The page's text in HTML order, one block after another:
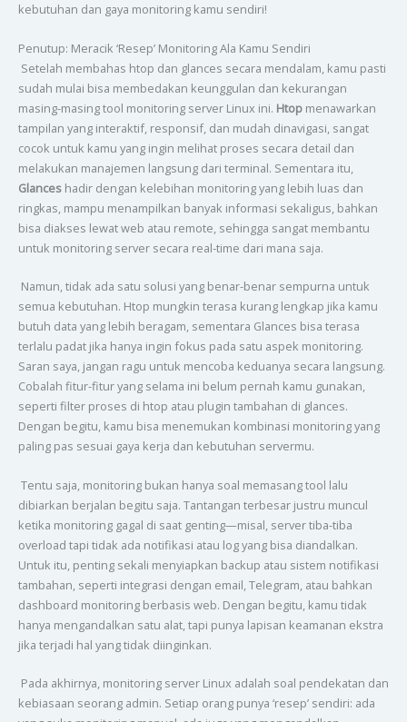
kebutuhan dan gaya monitoring kamu sendiri!
Penutup: Meracik ‘Resep’ Monitoring Ala Kamu Sendiri
Setelah membahas htop dan glances secara mendalam, kamu pasti
sudah mulai bisa membedakan keunggulan dan kekurangan
masing-masing tool monitoring server Linux ini. Htopmenawarkan
tampilan yang interaktif, responsif, dan mudah dinavigasi, sangat
cocok untuk kamu yang ingin melihat proses secara detail dan
melakukan manajemen langsung dari terminal. Sementara itu,
Glanceshadir dengan kelebihan monitoring yang lebih luas dan
ringkas, mampu menampilkan banyak informasi sekaligus, bahkan
bisa diakses lewat web atau remote, sehingga sangat membantu
untuk monitoring server secara real-time dari mana saja.
Namun, tidak ada satu solusi yang benar-benar sempurna untuk
semua kebutuhan. Htop mungkin terasa kurang lengkap jika kamu
butuh data yang lebih beragam, sementara Glances bisa terasa
terlalu padat jika hanya ingin fokus pada satu aspek monitoring.
Saran saya, jangan ragu untuk mencoba keduanya secara langsung.
Cobalah fitur-fitur yang selama ini belum pernah kamu gunakan,
seperti filter proses di htop atau plugin tambahan di glances.
Dengan begitu, kamu bisa menemukan kombinasi monitoring yang
paling pas sesuai gaya kerja dan kebutuhan servermu.
Tentu saja, monitoring bukan hanya soal memasang tool lalu
dibiarkan berjalan begitu saja. Tantangan terbesar justru muncul
ketika monitoring gagal di saat genting—misal, server tiba-tiba
overload tapi tidak ada notifikasi atau log yang bisa diandalkan.
Untuk itu, penting sekali menyiapkan backup atau sistem notifikasi
tambahan, seperti integrasi dengan email, Telegram, atau bahkan
dashboard monitoring berbasis web. Dengan begitu, kamu tidak
hanya mengandalkan satu alat, tapi punya lapisan keamanan ekstra
jika terjadi hal yang tidak diinginkan.
Pada akhirnya, monitoring server Linux adalah soal pendekatan dan
kebiasaan seorang admin. Setiap orang punya ‘resep’ sendiri: ada